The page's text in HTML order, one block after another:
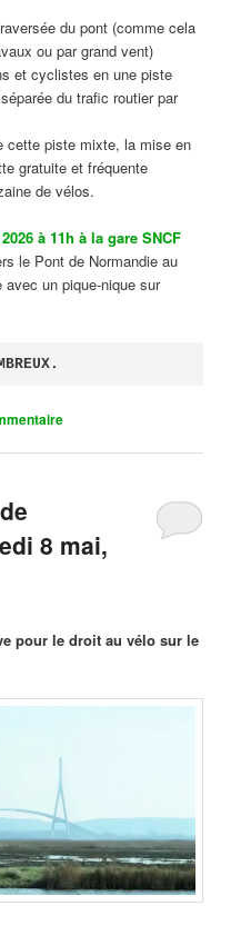
du pont (comme cela
ou par grand vent)
et cyclistes en une piste
du trafic routier par
cette piste mixte, la mise en
gratuite et fréquente
de vélos.
à 11h à la gare SNCF
le Pont de Normandie au
avec un pique-nique sur
8 mai,
pour le droit au vélo sur le